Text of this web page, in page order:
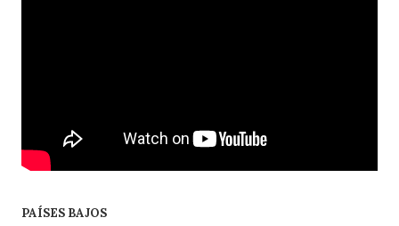
PAÍSES BAJOS